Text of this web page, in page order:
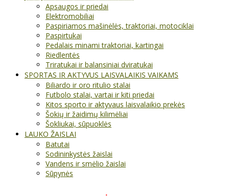
Apsaugos ir priedai
Elektromobiliai
Paspiriamos mašinėlės, traktoriai, motociklai
Paspirtukai
Pedalais minami traktoriai, kartingai
Riedlentės
Triratukai ir balansiniai dviratukai
SPORTAS IR AKTYVUS LAISVALAIKIS VAIKAMS
Biliardo ir oro ritulio stalai
Futbolo stalai, vartai ir kiti priedai
Kitos sporto ir aktyvaus laisvalaikio prekės
Šokių ir žaidimų kilimėliai
Šokliukai, sūpuoklės
LAUKO ŽAISLAI
Batutai
Sodininkystės žaislai
Vandens ir smėlio žaislai
Sūpynės